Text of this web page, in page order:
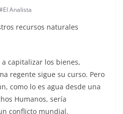
Analista
recursos naturales
capitalizar los bienes,
regente sigue su curso. Pero
como lo es agua desde una
Humanos, sería
conflicto mundial.